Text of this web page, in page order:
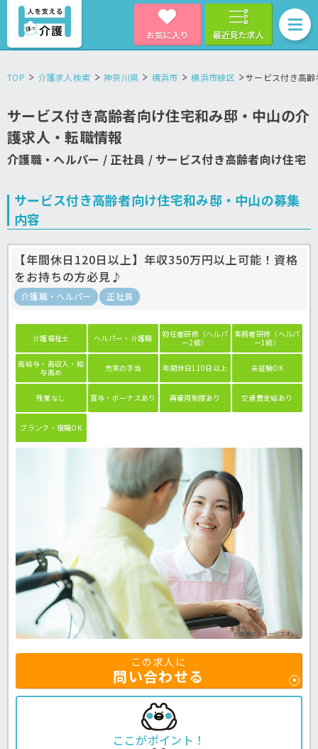
お気に入り 最近見た求人
TOP 介護求人検索 神奈川県 横浜市 横浜市緑区 サービス付き高
サービス付き高齢者向け住宅和み邸・中山の介
護求人・転職情報
介護職・ヘルパー / 正社員 / サービス付き高齢者向け住宅
サービス付き高齢者向け住宅和み邸・中山の募集
内容
【年間休日120日以上】年収350万円以上可能！資格
をお持ちの方必見♪
介護職・ヘルパー 正社員
介護福祉士 ヘルパー・介護職
初任者研修（ヘルパ
ー2級）
実務者研修（ヘルパ
ー1級）
高給与・高収入・給
与高め
充実の手当 年間休日110日以上 未経験OK
残業なし 賞与・ボーナスあり 再雇用制度あり 交通費支給あり
ブランク・復職OK
※画像はイメージです。
この求人に
問い合わせる
ここがポイント！